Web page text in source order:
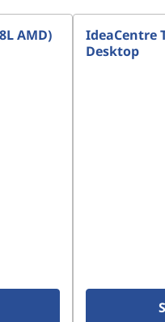
AMD)
IdeaCentre
Desktop